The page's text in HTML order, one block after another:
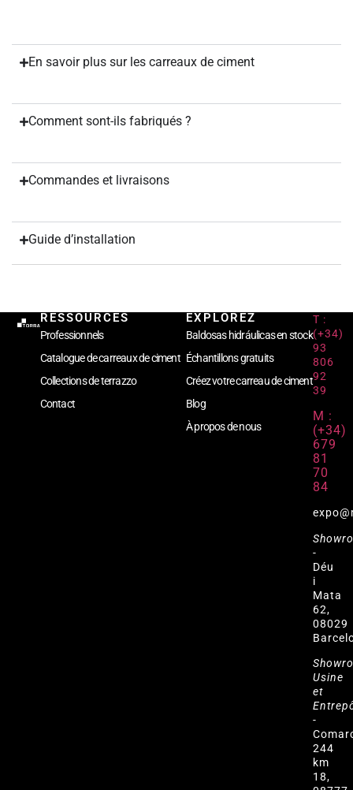
En savoir plus sur les carreaux de ciment
Comment sont-ils fabriqués ?
Commandes et livraisons
Guide d’installation
RESSOURCES
Professionnels
Catalogue de carreaux de ciment
Collections de terrazzo
Contact
EXPLOREZ
Baldosas hidráulicas en stock
Échantillons gratuits
Créez votre carreau de ciment
Blog
À propos de nous
T :
(+34)
93
806
92
39
M :
(+34)
679
81
70
84
-
Déu
i
Mata
62,
08029
Usine
et
-
244
km
18,